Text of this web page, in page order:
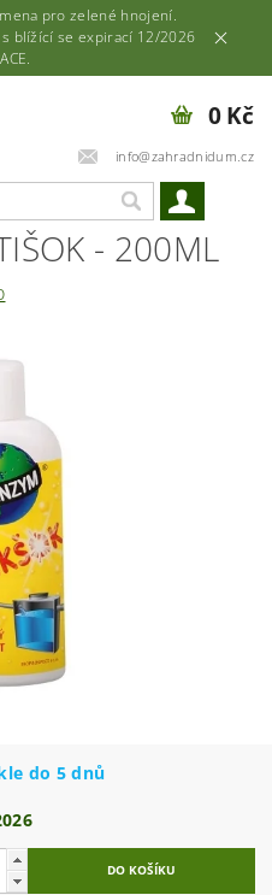
pro zelené hnojení.
blížící se expirací 12/2026
info@zahradnidum.cz
0 Kč
- 200ML
do 5 dnů